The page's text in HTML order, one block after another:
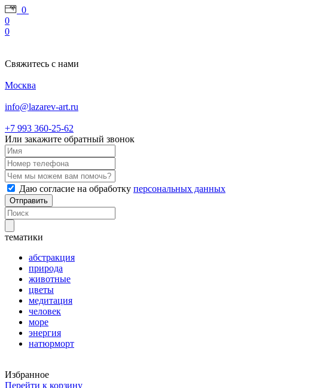
0
0
0
Свяжитесь с нами
Москва
info@lazarev-art.ru
+7 993 360‑25‑62
Или закажите обратный звонок
Даю согласие на обработку персональных данных
Отправить
тематики
абстракция
природа
животные
цветы
медитация
человек
море
энергия
натюрморт
Избранное
Перейти к корзину